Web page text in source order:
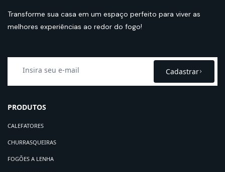
Transforme sua casa em um espaço perfeito para viver as
melhores experiências ao redor do fogo!
Cadastrar
PRODUTOS
CALEFATORES
CHURRASQUEIRAS
FOGÕES A LENHA